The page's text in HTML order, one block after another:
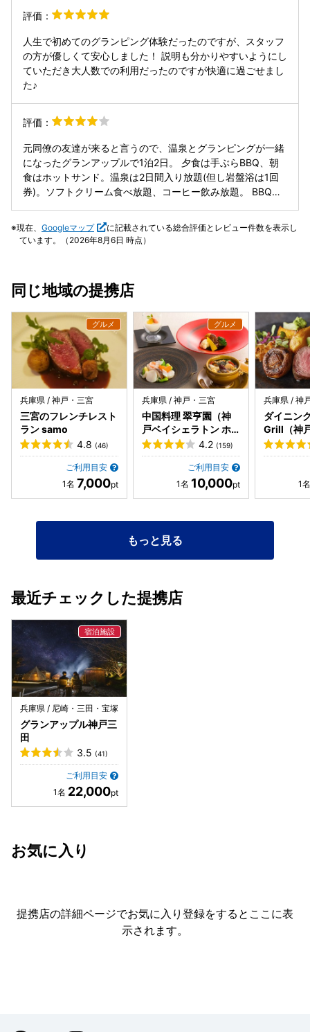
評価：
人生で初めてのグランピング体験だったのですが、スタッフ
の方が優しくて安心しました！ 説明も分かりやすいようにし
ていただき大人数での利用だったのですが快適に過ごせまし
た♪
評価：
元同僚の友達が来ると言うので、温泉とグランピングが一緒
になったグランアップルで1泊2日。 夕食は手ぶらBBQ、朝
食はホットサンド。温泉は2日間入り放題(但し岩盤浴は1回
券)。ソフトクリーム食べ放題、コーヒー飲み放題。 BBQの
き火でマシュマロ焼けます。三、四人しか焚き火を囲めない
ので、我々は時間切れ。 テントは思ったより丈夫でエアコン
冬はクールダウンするだけの部屋ですが。 まあ、総合的には
現在、 Googleマップ
に記載されている総合評価とレビュー件数を表示し
ています。（2026年8月6日 時点）
同じ地域の提携店
兵庫県 / 神戸・三宮
三宮のフレンチレスト
ラン samo
4.8 (46)
ご利用目安
7,000
兵庫県 / 神戸・三宮
中国料理 翠亨園（神
戸ベイシェラトン ホ
テル&タワーズ内）
4.2 (159)
ご利用目安
10,000
兵庫県 / 神
ダイニン
Grill（神
トン ホテ
内）
もっと見る
最近チェックした提携店
兵庫県 / 尼崎・三田・宝塚
グランアップル神戸三
田
3.5 (41)
ご利用目安
22,000
お気に入り
提携店の詳細ページでお気に入り登録をすると ここに表
示されます。